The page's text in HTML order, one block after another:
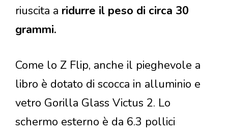
riuscita a ridurre il peso di circa 30
grammi.
Come lo Z Flip, anche il pieghevole a
libro è dotato di scocca in alluminio e
vetro Gorilla Glass Victus 2. Lo
schermo esterno è da 6.3 pollici